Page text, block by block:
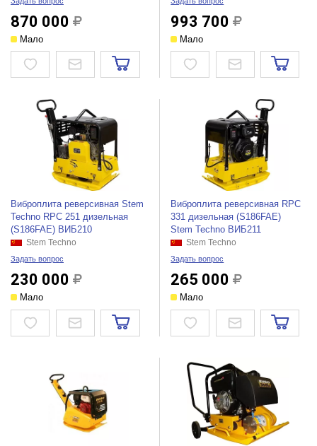
870 000
Мало
993 700
Мало
Виброплита реверсивная Stem
Techno RPC 251 дизельная
(S186FAE) ВИБ210
Stem Techno
Задать вопрос
230 000
Мало
Виброплита реверсивная RPC
331 дизельная (S186FAE)
Stem Techno ВИБ211
Stem Techno
Задать вопрос
265 000
Мало